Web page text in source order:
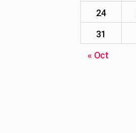
24
31
« Oct